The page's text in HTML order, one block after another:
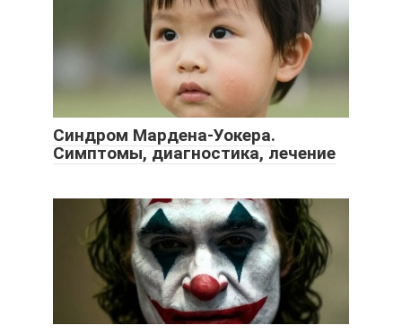
Синдром Мардена-Уокера.
Симптомы, диагностика, лечение